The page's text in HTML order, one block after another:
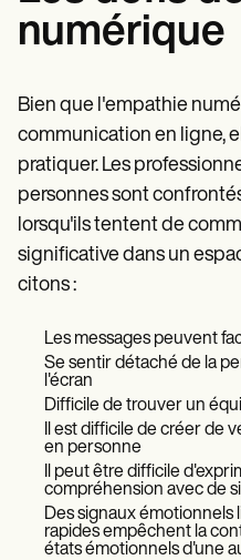
numérique
Bien que l'empathie
communication en ligne,
pratiquer. Les
personnes sont
lorsqu'ils tentent de
significative dans un
citons :
Les messages peuvent
Se sentir détaché de la
l'écran
Difficile de trouver un
Il est difficile de créer de
en personne
Il peut être difficile
compréhension avec de
Des signaux émotionnels
rapides empêchent la
états émotionnels d'une